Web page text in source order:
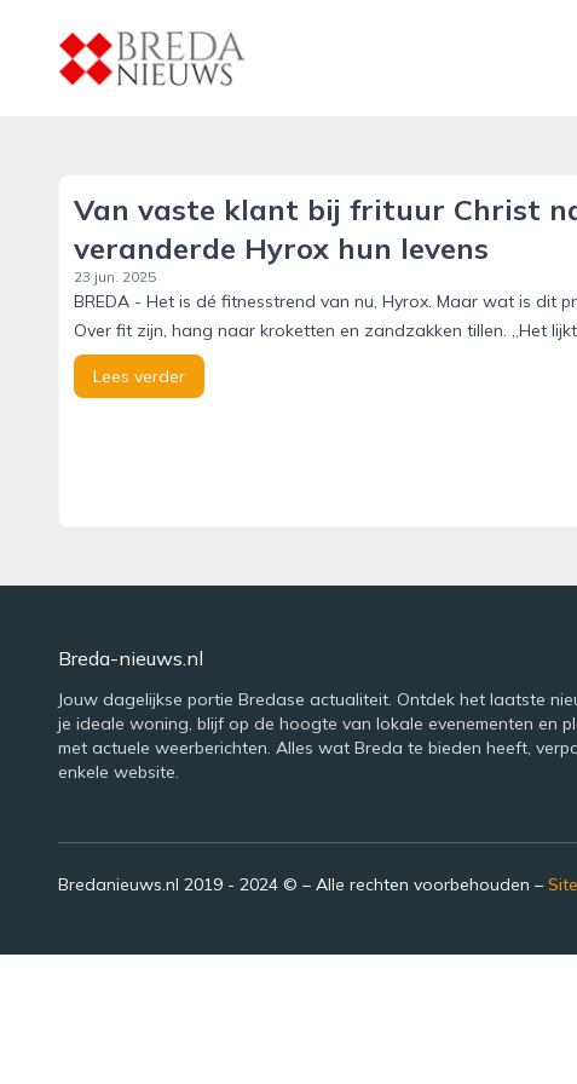
breda-nieuws.nl
Van vaste klant bij frituur Christ
veranderde Hyrox hun levens
23 jun. 2025
BREDA - Het is dé fitnesstrend van nu, Hyrox. Maar wat is dit
Over fit zijn, hang naar kroketten en zandzakken tillen. „Het
Lees verder
Breda-nieuws.nl
Jouw dagelijkse portie Bredase actualiteit. Ontdek het laatste
je ideale woning, blijf op de hoogte van lokale evenementen en
met actuele weerberichten. Alles wat Breda te bieden heeft,
enkele website.
Bredanieuws.nl 2019 - 2024 © – Alle rechten voorbehouden –